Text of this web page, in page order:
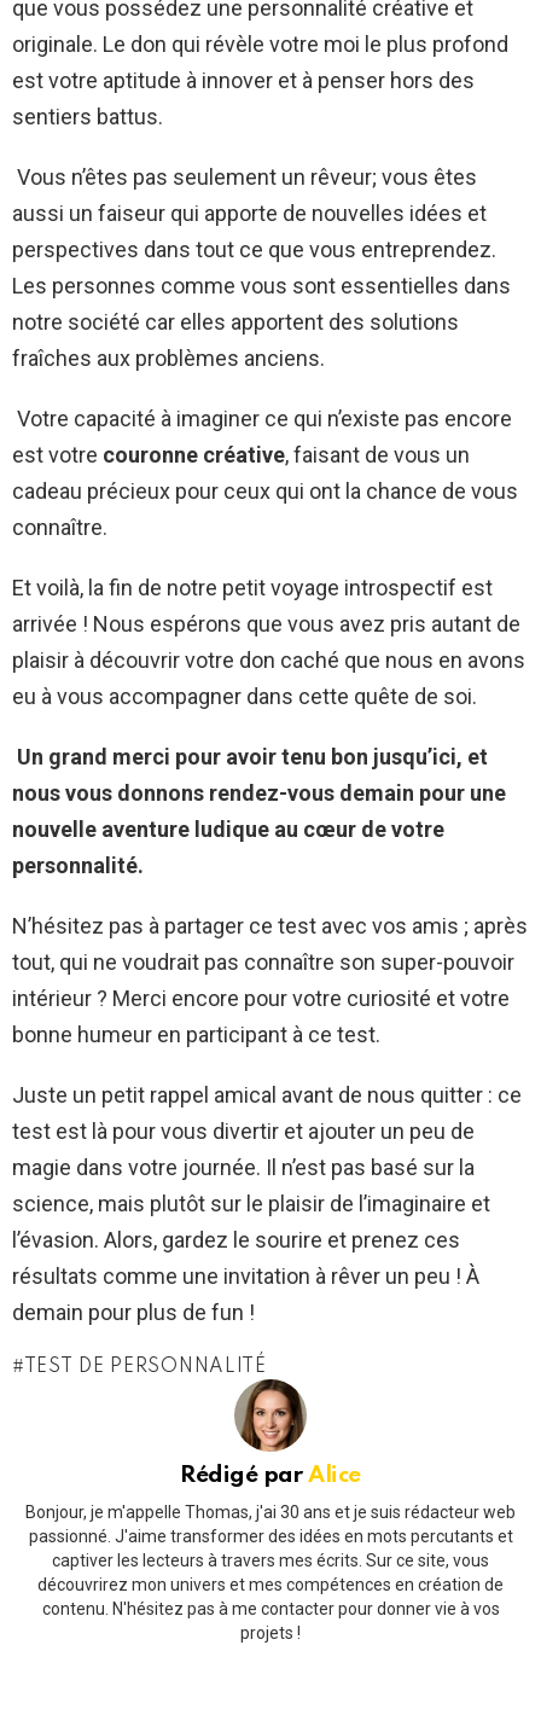
que vous possédez une personnalité créative et
originale. Le don qui révèle votre moi le plus profond
est votre aptitude à innover et à penser hors des
sentiers battus.
Vous n’êtes pas seulement un rêveur; vous êtes
aussi un faiseur qui apporte de nouvelles idées et
perspectives dans tout ce que vous entreprendez.
Les personnes comme vous sont essentielles dans
notre société car elles apportent des solutions
fraîches aux problèmes anciens.
Votre capacité à imaginer ce qui n’existe pas encore
est votre couronne créative, faisant de vous un
cadeau précieux pour ceux qui ont la chance de vous
connaître.
Et voilà, la fin de notre petit voyage introspectif est
arrivée ! Nous espérons que vous avez pris autant de
plaisir à découvrir votre don caché que nous en avons
eu à vous accompagner dans cette quête de soi.
Un grand merci pour avoir tenu bon jusqu’ici, et
nous vous donnons rendez-vous demain pour une
nouvelle aventure ludique au cœur de votre
personnalité.
N’hésitez pas à partager ce test avec vos amis ; après
tout, qui ne voudrait pas connaître son super-pouvoir
intérieur ? Merci encore pour votre curiosité et votre
bonne humeur en participant à ce test.
Juste un petit rappel amical avant de nous quitter : ce
test est là pour vous divertir et ajouter un peu de
magie dans votre journée. Il n’est pas basé sur la
science, mais plutôt sur le plaisir de l’imaginaire et
l’évasion. Alors, gardez le sourire et prenez ces
résultats comme une invitation à rêver un peu ! À
demain pour plus de fun !
TEST DE PERSONNALITÉ
Rédigé parAlice
Bonjour, je m'appelle Thomas, j'ai 30 ans et je suis rédacteur web
passionné. J'aime transformer des idées en mots percutants et
captiver les lecteurs à travers mes écrits. Sur ce site, vous
découvrirez mon univers et mes compétences en création de
contenu. N'hésitez pas à me contacter pour donner vie à vos
projets !